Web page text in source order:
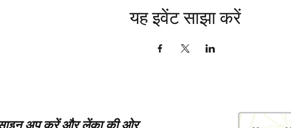
यह इवेंट साझा करें
अप करें और लेंका की ओर